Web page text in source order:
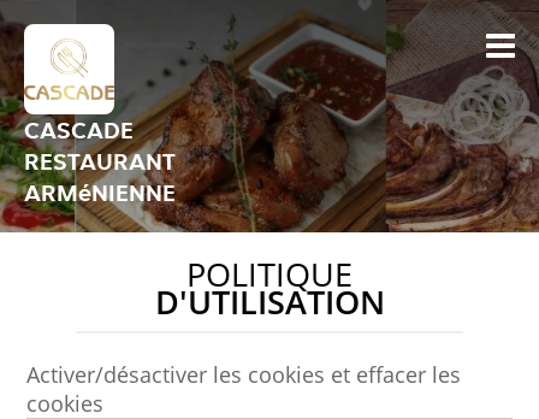
CASCADE
RESTAURANT
ARMéNIENNE
POLITIQUE
D'UTILISATION
Activer/désactiver les cookies et effacer les
cookies